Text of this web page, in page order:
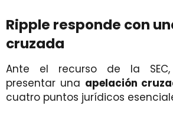
Ripple responde con
cruzada
Ante el recurso de la SEC,
presentar una apelación
cuatro puntos jurídicos